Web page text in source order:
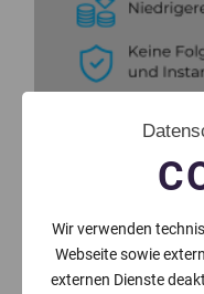
Wir verwenden
Webseite sowie
externen Dienste